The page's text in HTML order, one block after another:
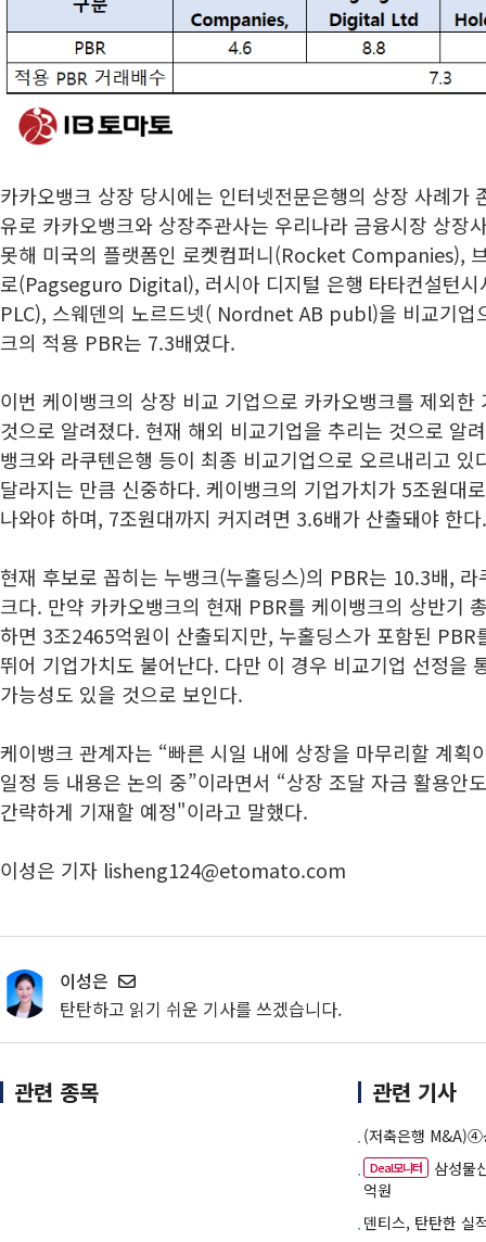
카카오뱅크 상장 당시에는 인터넷전문은행의 상장 사례가
유로 카카오뱅크와 상장주관사는 우리나라 금융시장 상장
못해 미국의 플랫폼인 로켓컴퍼니(Rocket Companies),
로(Pagseguro Digital), 러시아 디지털 은행 타타컨설턴
PLC), 스웨덴의 노르드넷( Nordnet AB publ)을 비교기업
크의 적용 PBR는 7.3배였다.
이번 케이뱅크의 상장 비교 기업으로 카카오뱅크를 제외한
것으로 알려졌다. 현재 해외 비교기업을 추리는 것으로 알
뱅크와 라쿠텐은행 등이 최종 비교기업으로 오르내리고
달라지는 만큼 신중하다. 케이뱅크의 기업가치가 5조원대
나와야 하며, 7조원대까지 커지려면 3.6배가 산출돼야 한다.
현재 후보로 꼽히는 누뱅크(누홀딩스)의 PBR는 10.3배,
크다. 만약 카카오뱅크의 현재 PBR를 케이뱅크의 상반기
하면 3조2465억원이 산출되지만, 누홀딩스가 포함된 PBR
뛰어 기업가치도 불어난다. 다만 이 경우 비교기업 선정을
가능성도 있을 것으로 보인다.
케이뱅크 관계자는 “빠른 시일 내에 상장을 마무리할 계획
일정 등 내용은 논의 중”이라면서 “상장 조달 자금 활용안
간략하게 기재할 예정"이라고 말했다.
이성은 기자 lisheng124@etomato.com
이성은
탄탄하고 읽기 쉬운 기사를 쓰겠습니다.
관련 종목 관련 기사
(저축은행 M&A)④
Deal모니터
삼성물
억원
덴티스, 탄탄한 실